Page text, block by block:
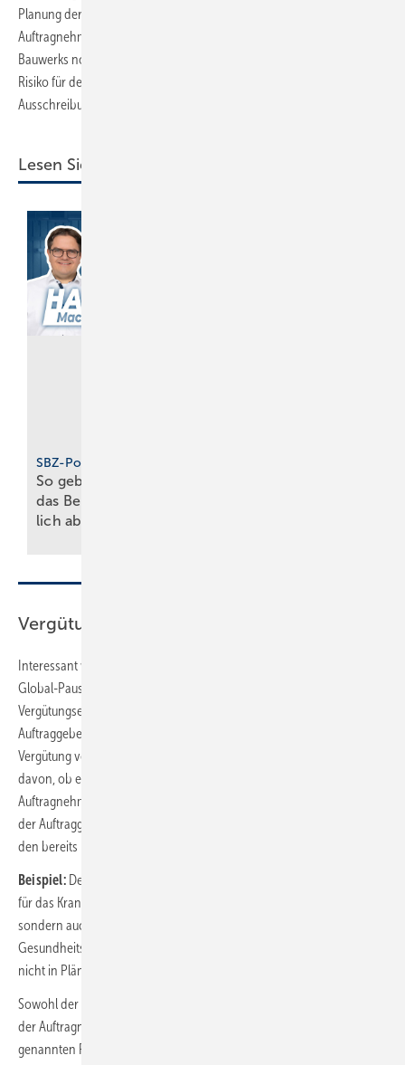
Planung der Bauaufgabe weitestgehend oder vollständig selbst. Der
Auftragnehmer schuldet alle Leistungen, die für die Herstellung des
Bauwerks notwendig sind. Dahinter verbirgt sich ein ganz erhebliches
Risiko für den Auftragnehmer. Im Bereich SHK wird diese Form der
Ausschreibung bei Auftraggebern immer beliebter.
Lesen Sie auch:
SBZ-Podcast
So geben deine Azubis
das Be­richts­heft pünkt­
lich ab
Vergütungsebene
Interessant wird der Unterschied zwischen dem Detail- und dem
Global-Pauschalvertrag vor allem auf der Vergütungsebene. Auf der
Vergütungsebene entscheidet sich, ob der Auftragnehmer von seinem
Auftraggeber über die Auftragssumme hinaus noch zusätzliche
Vergütung verlangen kann oder nicht. Unstreitig und unabhängig
davon, ob ein Global- oder Detail-Pauschalvertrag vorliegt, hat der
Auftragnehmer einen Anspruch auf eine zusätzliche Vergütung, wenn
der Auftraggeber Leistungen fordert, die nicht im Zusammenhang mit
den bereits beauftragten Leistungen stehen.
Beispiel:Der Auftraggeber fordert, dass nicht nur die Sanitärarbeiten
für das Krankenhaus mit 400 Betten ausgeführt werden sollen,
sondern auch für das neben dem Krankenhaus befindliche
Gesundheitszentrum, von dem zuvor keine Rede war und das auch
nicht in Plänen vorgesehen war.
Sowohl der Auftragnehmer eines Global-Pauschalvertrages als auch
der Auftragnehmer eines Detail-Pauschalvertrages wird in dem
genannten Fall eine zusätzliche Vergütung beanspruchen können.